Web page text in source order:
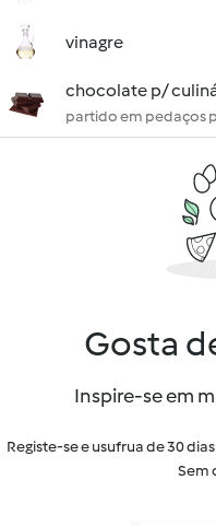
vinagre
chocolate p/
partido em pedaços
Gosta
Inspire-se em
Registe-se e usufrua de 30
Sem